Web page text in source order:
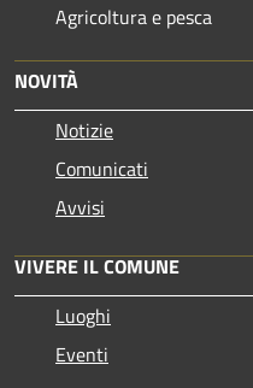
Agricoltura e pesca
NOVITÀ
Notizie
Comunicati
Avvisi
VIVERE IL COMUNE
Luoghi
Eventi